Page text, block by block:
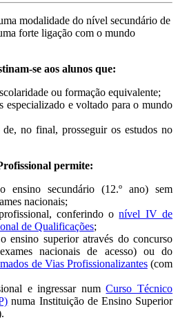
modalidade do nível secundário de
forte ligação com o mundo
se aos alunos que:
ou formação equivalente;
e voltado para o mundo
no final, prosseguir os estudos no
permite:
secundário (12.º ano) sem
nacionais;
conferindo onível IV de
de Qualificações;
ensino superior através do concurso
nacionais de acesso) ou do
de Vias Profissionalizantes(com
e ingressar numCurso Técnico
numa Instituição de Ensino Superior